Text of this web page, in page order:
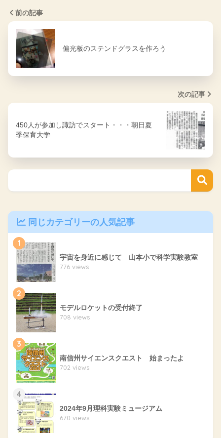
前の記事
偏光板のステンドグラスを作ろう
次の記事
450人が参加し諏訪でスタート・・・朝日夏
季保育大学
同じカテゴリーの人気記事
1
宇宙を身近に感じて 山本小で科学実験教室
776 views
2
モデルロケットの受付終了
708 views
3
南信州サイエンスクエスト 始まったよ
702 views
4
2024年9月理科実験ミュージアム
670 views